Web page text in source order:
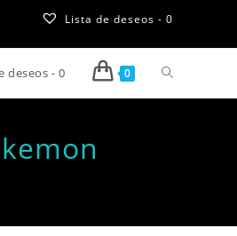
Lista de deseos - 0
deseos - 0 0 Alternar